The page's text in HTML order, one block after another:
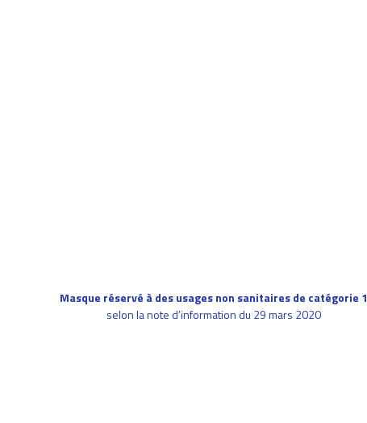
Masque réservé à des usages non sanitaires de catégorie 1
selon la note d’information du 29 mars 2020